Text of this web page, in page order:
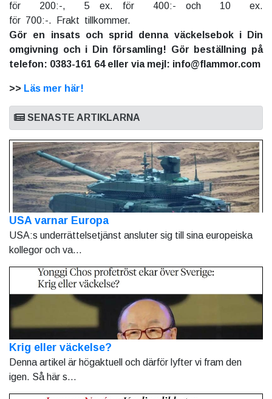
för 200:-, 5 ex. för 400:- och 10 ex.
för 700:-. Frakt tillkommer.
Gör en insats och sprid denna väckelsebok i Din
omgivning och i Din församling! Gör beställning på
telefon: 0383-161 64 eller via mejl: info@flammor.com
>> Läs mer här!
SENASTE ARTIKLARNA
USA varnar Europa
USA:s underrättelsetjänst ansluter sig till sina europeiska
kollegor och va...
Krig eller väckelse?
Denna artikel är högaktuell och därför lyfter vi fram den
igen. Så här s...